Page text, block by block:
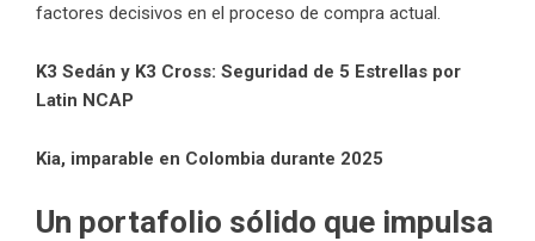
factores decisivos en el proceso de compra actual.
K3 Sedán y K3 Cross: Seguridad de 5 Estrellas por
Latin NCAP
Kia, imparable en Colombia durante 2025
Un portafolio sólido que impulsa